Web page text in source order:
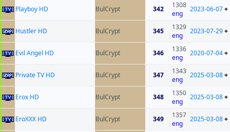
Playboy HD BulCrypt 342
1308
eng
2023-06-07+
Hustler HD BulCrypt 345
1329
eng
2023-07-29+
Evil Angel HD BulCrypt 346
1336
eng
2020-07-04+
Private TV HD BulCrypt 347
1343
eng
2025-03-08+
Erox HD BulCrypt 348
1350
eng
2025-03-08+
EroXXX HD BulCrypt 349
1357
eng
2025-03-08+